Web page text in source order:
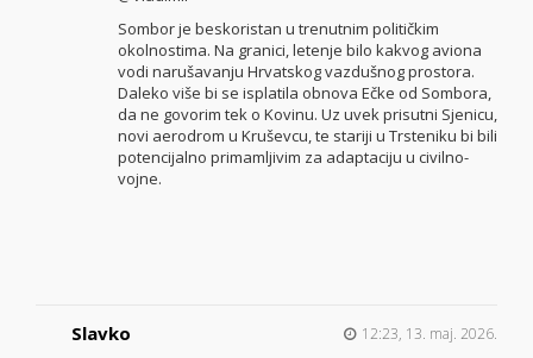
Sombor je beskoristan u trenutnim političkim
okolnostima. Na granici, letenje bilo kakvog aviona
vodi narušavanju Hrvatskog vazdušnog prostora.
Daleko više bi se isplatila obnova Ečke od Sombora,
da ne govorim tek o Kovinu. Uz uvek prisutni Sjenicu,
novi aerodrom u Kruševcu, te stariji u Trsteniku bi bili
potencijalno primamljivim za adaptaciju u civilno-
vojne.
Slavko 12:23, 13. maj. 2026.